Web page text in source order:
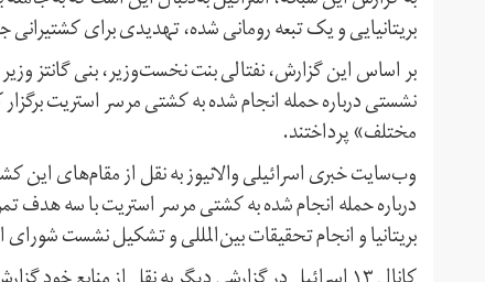
بریتانیایی و یک تبعه رومانی شده، تهدیدی برای
بر اساس این گزارش، نفتالی بنت نخست‌وزیر، بنی گانتز
نشستی درباره حمله انجام شده به کشتی مرسر استریت
مختلف» پرداختند.
وب‌سایت خبری اسرائیلی والانیوز به نقل از مقام‌های
درباره حمله انجام شده به کشتی مرسر استریت با سه هدف
بریتانیا و انجام تحقیقات بین‌المللی و تشکیل نشست